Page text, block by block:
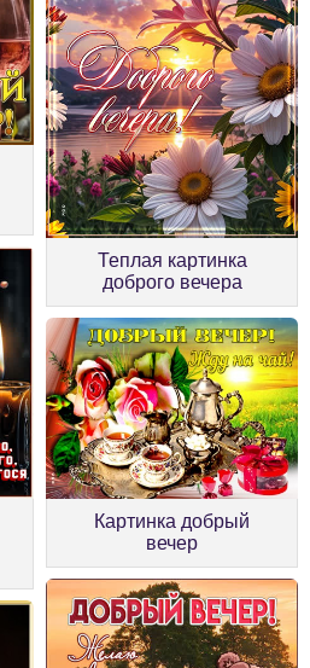
Теплая картинка
доброго вечера
Картинка добрый
вечер